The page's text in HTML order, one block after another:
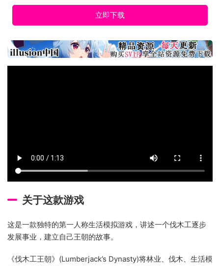
立即下载
关于这款游戏
这是一款独特的第一人称生活模拟游戏，讲述一个伐木工逐步
发展事业，建立自己王朝的故事。
《伐木工王朝》(Lumberjack’s Dynasty)将林业、伐木、生活模